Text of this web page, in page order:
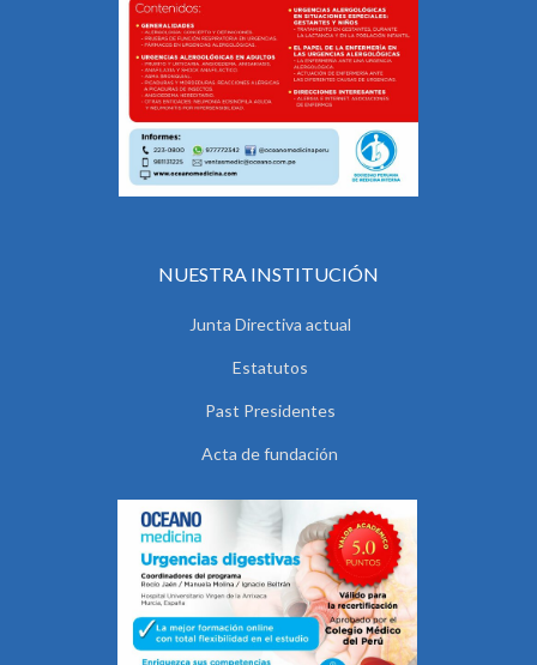
NUESTRA INSTITUCIÓN
Junta Directiva actual
Estatutos
Past Presidentes
Acta de fundación